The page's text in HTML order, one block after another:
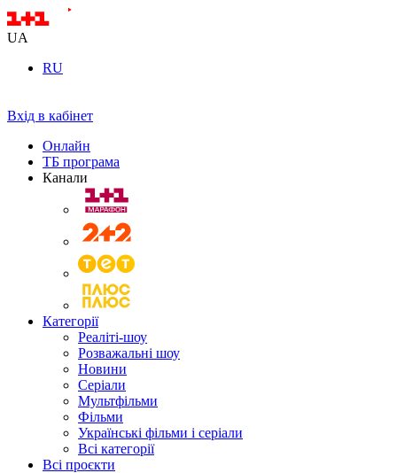
UA
RU
Вхід в кабінет
Онлайн
ТБ програма
Канали
Категорії
Реаліті-шоу
Розважальні шоу
Новини
Серіали
Мультфільми
Фільми
Українські фільми і серіали
Всі категорії
Всі проєкти